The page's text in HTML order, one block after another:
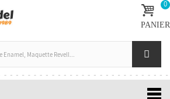
0
PANIER